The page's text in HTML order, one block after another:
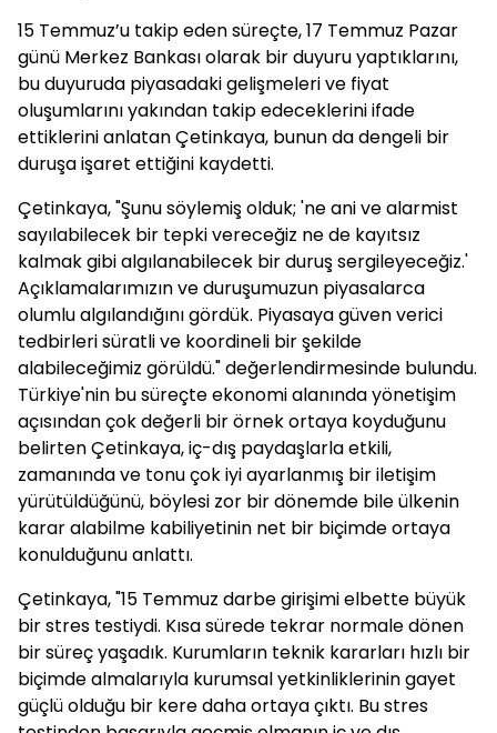
15 Temmuz’u takip eden süreçte, 17 Temmuz Pazar
günü Merkez Bankası olarak bir duyuru yaptıklarını,
bu duyuruda piyasadaki gelişmeleri ve fiyat
oluşumlarını yakından takip edeceklerini ifade
ettiklerini anlatan Çetinkaya, bunun da dengeli bir
duruşa işaret ettiğini kaydetti.
Çetinkaya, "Şunu söylemiş olduk; 'ne ani ve alarmist
sayılabilecek bir tepki vereceğiz ne de kayıtsız
kalmak gibi algılanabilecek bir duruş sergileyeceğiz.'
Açıklamalarımızın ve duruşumuzun piyasalarca
olumlu algılandığını gördük. Piyasaya güven verici
tedbirleri süratli ve koordineli bir şekilde
alabileceğimiz görüldü." değerlendirmesinde bulundu.
Türkiye'nin bu süreçte ekonomi alanında yönetişim
açısından çok değerli bir örnek ortaya koyduğunu
belirten Çetinkaya, iç-dış paydaşlarla etkili,
zamanında ve tonu çok iyi ayarlanmış bir iletişim
yürütüldüğünü, böylesi zor bir dönemde bile ülkenin
karar alabilme kabiliyetinin net bir biçimde ortaya
konulduğunu anlattı.
Çetinkaya, "15 Temmuz darbe girişimi elbette büyük
bir stres testiydi. Kısa sürede tekrar normale dönen
bir süreç yaşadık. Kurumların teknik kararları hızlı bir
biçimde almalarıyla kurumsal yetkinliklerinin gayet
güçlü olduğu bir kere daha ortaya çıktı. Bu stres